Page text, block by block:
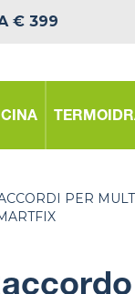
€ 399
PER